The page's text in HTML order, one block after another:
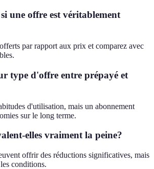
une offre est véritablement
par rapport aux prix et comparez avec
type d'offre entre prépayé et
d'utilisation, mais un abonnement
sur le long terme.
elles vraiment la peine?
offrir des réductions significatives, mais
conditions.